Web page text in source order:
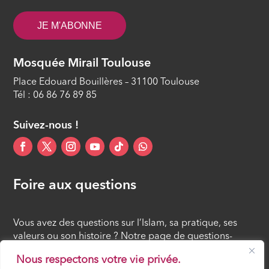
Nous respectons votre vie privée.
ÉPISODE 11
Les procréations médicalement
JE M'ABONNE
Mosquée Mirail Toulouse
Place Edouard Bouillères – 31100 Toulouse
Tél : 06 86 76 89 85
Suivez-nous !
Foire aux questions
Vous avez des questions sur l’Islam, sa pratique, ses
valeurs ou son histoire ? Notre page de questions-
réponses rassemble des réponses claires et accessibles
à tous, croyants ou simples curieux.